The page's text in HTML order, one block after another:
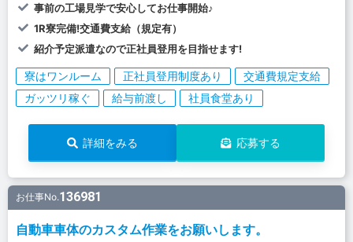
事前の工場見学で安心してお仕事開始♪
1R寮完備!交通費支給（規定有）
紹介予定派遣なので正社員登用を目指せます!
寮はワンルーム 正社員登用制度あり
交通費規定支給
ガッツリ稼ぐ
給与前渡し 社員食堂あり
詳細をみる 応募する
お仕事No.136981
自動車車体のカスタム作業をお願いします。